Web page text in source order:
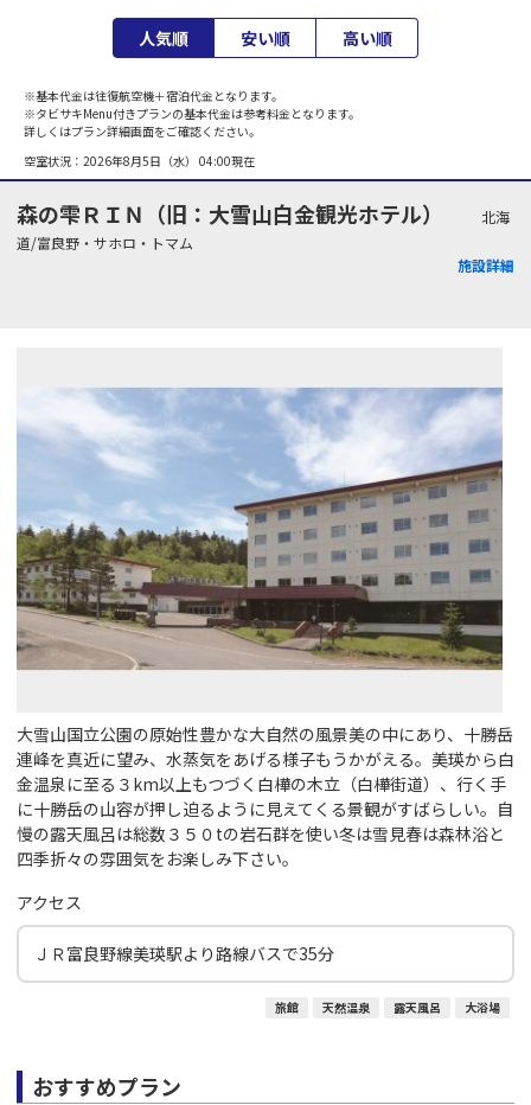
人気順 安い順 高い順
※基本代金は往復航空機＋宿泊代金となります。
※タビサキMenu付きプランの基本代金は参考料金となります。
詳しくはプラン詳細画面をご確認ください。
空室状況： 2026年8月5日（水） 04:00現在
森の雫ＲＩＮ（旧：大雪山白金観光ホテル）
北海
道/富良野・サホロ・トマム
施設詳細
大雪山国立公園の原始性豊かな大自然の風景美の中にあり、十勝岳
連峰を真近に望み、水蒸気をあげる様子もうかがえる。美瑛から白
金温泉に至る３km以上もつづく白樺の木立（白樺街道）、行く手
に十勝岳の山容が押し迫るように見えてくる景観がすばらしい。自
慢の露天風呂は総数３５０tの岩石群を使い冬は雪見春は森林浴と
四季折々の雰囲気をお楽しみ下さい。
アクセス
ＪＲ富良野線美瑛駅より路線バスで35分
旅館 天然温泉 露天風呂 大浴場
おすすめプラン